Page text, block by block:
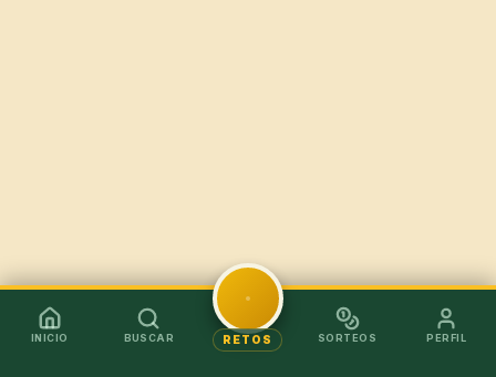
INICIO BUSCAR RETOS SORTEOS PERFIL